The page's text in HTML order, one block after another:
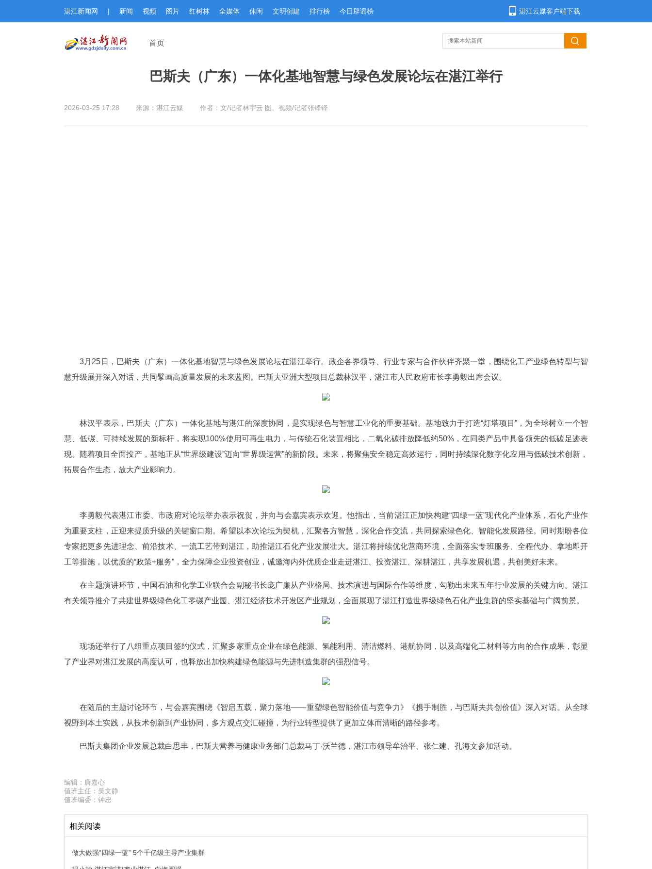
湛江新闻网 | 新闻 视频 图片 红树林 全媒体 休闲 文明创建 排行榜 今日辟谣榜 湛江云媒客户端下载
首页
巴斯夫（广东）一体化基地智慧与绿色发展论坛在湛江举行
2026-03-25 17:28 来源：湛江云媒 作者：文/记者林宇云 图、视频/记者张锋锋
3月25日，巴斯夫（广东）一体化基地智慧与绿色发展论坛在湛江举行。政企各界领导、行业专家与合作伙伴齐聚一堂，围绕化工产业绿色转型与智
慧升级展开深入对话，共同擘画高质量发展的未来蓝图。巴斯夫亚洲大型项目总裁林汉平，湛江市人民政府市长李勇毅出席会议。
林汉平表示，巴斯夫（广东）一体化基地与湛江的深度协同，是实现绿色与智慧工业化的重要基础。基地致力于打造“灯塔项目”，为全球树立一个智
慧、低碳、可持续发展的新标杆，将实现100%使用可再生电力，与传统石化装置相比，二氧化碳排放降低约50%，在同类产品中具备领先的低碳足迹表
现。随着项目全面投产，基地正从“世界级建设”迈向“世界级运营”的新阶段。未来，将聚焦安全稳定高效运行，同时持续深化数字化应用与低碳技术创新，
拓展合作生态，放大产业影响力。
李勇毅代表湛江市委、市政府对论坛举办表示祝贺，并向与会嘉宾表示欢迎。他指出，当前湛江正加快构建“四绿一蓝”现代化产业体系，石化产业作
为重要支柱，正迎来提质升级的关键窗口期。希望以本次论坛为契机，汇聚各方智慧，深化合作交流，共同探索绿色化、智能化发展路径。同时期盼各位
专家把更多先进理念、前沿技术、一流工艺带到湛江，助推湛江石化产业发展壮大。湛江将持续优化营商环境，全面落实专班服务、全程代办、拿地即开
工等措施，以优质的“政策+服务”，全力保障企业投资创业，诚邀海内外优质企业走进湛江、投资湛江、深耕湛江，共享发展机遇，共创美好未来。
在主题演讲环节，中国石油和化学工业联合会副秘书长庞广廉从产业格局、技术演进与国际合作等维度，勾勒出未来五年行业发展的关键方向。湛江
有关领导推介了共建世界级绿色化工零碳产业园、湛江经济技术开发区产业规划，全面展现了湛江打造世界级绿色石化产业集群的坚实基础与广阔前景。
现场还举行了八组重点项目签约仪式，汇聚多家重点企业在绿色能源、氢能利用、清洁燃料、港航协同，以及高端化工材料等方向的合作成果，彰显
了产业界对湛江发展的高度认可，也释放出加快构建绿色能源与先进制造集群的强烈信号。
在随后的主题讨论环节，与会嘉宾围绕《智启五载，聚力落地——重塑绿色智能价值与竞争力》《携手制胜，与巴斯夫共创价值》深入对话。从全球
视野到本土实践，从技术创新到产业协同，多方观点交汇碰撞，为行业转型提供了更加立体而清晰的路径参考。
巴斯夫集团企业发展总裁白思丰，巴斯夫营养与健康业务部门总裁马丁·沃兰德，湛江市领导牟治平、张仁建、孔海文参加活动。
编辑： 唐嘉心
值班主任： 吴文静
值班编委： 钟忠
相关阅读
做大做强“四绿一蓝” 5个千亿级主导产业集群